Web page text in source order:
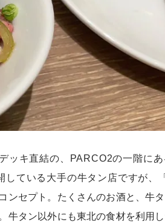
ッキ直結の、PARCO2の一階にあ
ている大手の牛タン店ですが、
ンセプト。たくさんのお酒と、牛
牛タン以外にも東北の食材を利用